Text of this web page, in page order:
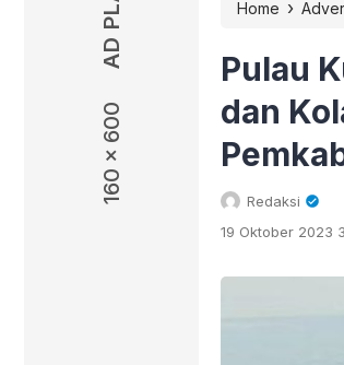
160 x 600
Home ›
Pulau
dan
Redaksi
19 Oktober 2023